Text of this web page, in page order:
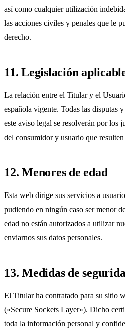
así como cualquier utilización
las acciones civiles y penales que le
derecho.
11. Legislación
La relación entre el Titular y el
española vigente. Todas las disputas
este aviso legal se resolverán por los
del consumidor y usuario que
12. Menores de edad
Esta web dirige sus servicios a
pudiendo en ningún caso ser menor
edad no están autorizados a utilizar
enviarnos sus datos personales.
13. Medidas de
El Titular ha contratado para su sitio
(«Secure Sockets Layer»). Dicho
toda la información personal y